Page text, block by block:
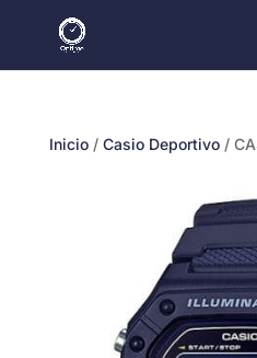
Inicio/ Casio Deportivo/